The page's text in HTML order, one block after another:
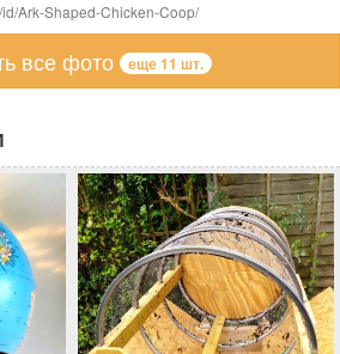
Ark-Shaped-Chicken-Coop/
все фото еще 11 шт.